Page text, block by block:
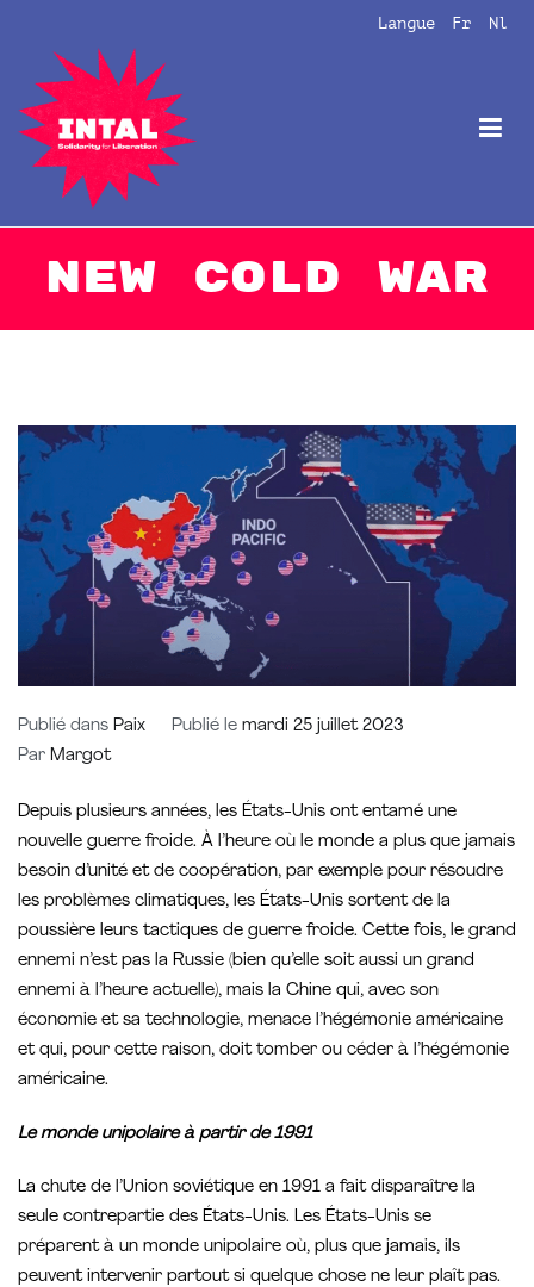
Langue Fr Nl
Intal
Globalize Solidarity!
New Cold War
Publié dans Paix Publié le mardi 25 juillet 2023
Par Margot
Depuis plusieurs années, les États-Unis ont entamé une
nouvelle guerre froide. À l’heure où le monde a plus que jamais
besoin d’unité et de coopération, par exemple pour résoudre
les problèmes climatiques, les États-Unis sortent de la
poussière leurs tactiques de guerre froide. Cette fois, le grand
ennemi n’est pas la Russie (bien qu’elle soit aussi un grand
ennemi à l’heure actuelle), mais la Chine qui, avec son
économie et sa technologie, menace l’hégémonie américaine
et qui, pour cette raison, doit tomber ou céder à l’hégémonie
américaine.
Le monde unipolaire à partir de 1991
La chute de l’Union soviétique en 1991 a fait disparaître la
seule contrepartie des États-Unis. Les États-Unis se
préparent à un monde unipolaire où, plus que jamais, ils
peuvent intervenir partout si quelque chose ne leur plaît pas.